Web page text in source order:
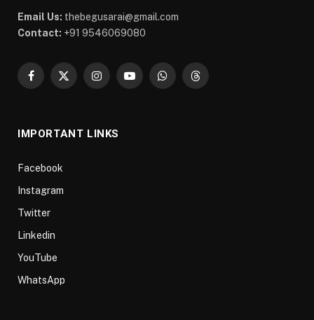
Email Us: thebegusarai@gmail.com
Contact: +91 9546069080
Facebook
X
InstagramYouTubeWhatsAppThreads
IMPORTANT LINKS
Facebook
Instagram
Twitter
Linkedin
YouTube
WhatsApp